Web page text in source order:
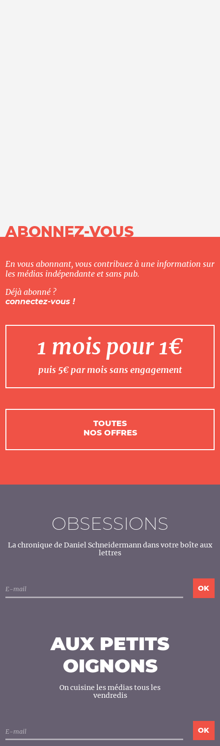
ABONNEZ-VOUS
En vous abonnant, vous contribuez à une information sur
les médias indépendante et sans pub.
Déjà abonné ?
connectez-vous !
1 mois pour 1€
puis 5€ par mois sans engagement
TOUTES
NOS OFFRES
OBSESSIONS
La chronique de Daniel Schneidermann dans votre boîte aux
lettres
AUX PETITS
OIGNONS
On cuisine les médias tous les
vendredis